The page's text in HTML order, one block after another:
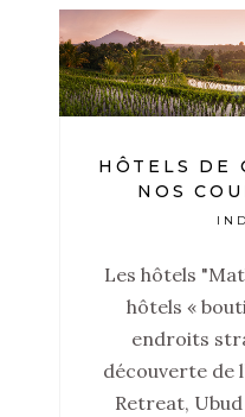
HÔTELS DE
NOS
Les hôtels
hôtels «
endroits
découverte de
Retreat,